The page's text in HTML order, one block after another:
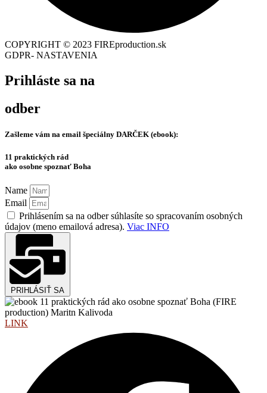
COPYRIGHT © 2023 FIREproduction.sk
GDPR- NASTAVENIA
Prihláste sa na
odber
Zašleme vám na email špeciálny DARČEK (ebook):
11 praktických rád
ako osobne spoznať Boha
Name
Email
Prihlásením sa na odber súhlasíte so spracovaním osobných
údajov (meno emailová adresa). Viac INFO
PRIHLÁSIŤ SA
LINK